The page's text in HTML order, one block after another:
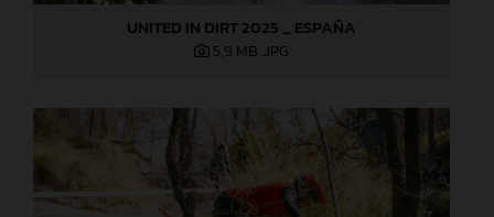
UNITED IN DIRT 2025 _ ESPAÑA
5,9 MB .JPG